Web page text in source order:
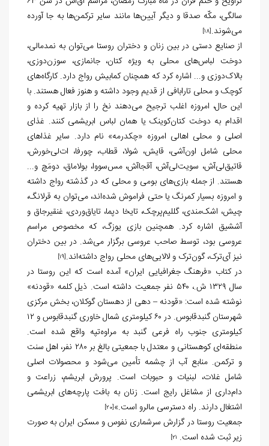
سالگی، مکّه صدقا و دیگر آیین‌ها مانند سایر ترکمن‌ها به جا آورده
می‌شوند.[18]
از صنایع دستی در بین زنان و دختران روستا می‌توان به نمدمالی،
دوخت لباس‌های محلی به ویژه کتان، جانمازی، سوزن‌دوزی،
بالاک‌دوزی و... اشاره کرد که همچنان کمابیش رواج دارد. کارگاه‌های
کوچک و محلی تارابافی از قدیم وجود داشته و هنوز فعال هستند. با
این حال، امروزه اغلب ترجیح می‌دهند نخ را از بازار تهیه کرده و
اقدام به دوخت کتان‌کوینک یا همان لباس ابریشمی کنند. غذای
اصلی و محلی اهالی امروزه «چکدرمه» نام دارد. سایر غذاهای
محلی شامل اون‌آشی، قایش، شولا، قطاب، چورفا، ات‌لی‌خورش،
قاتیق‌لی‌آش، سویت‌لی‌آش، آقجاآش، مس‌سووا، بولاماق، دومَچ و...
هستند. از جمله بازی‌های بومی و محلی که در گذشته رواج داشته
و امروزه بسیار کمرنگ یا حتی فراموش شده‌اند، می‌توان به قرلانگ،
چیش، اشک‌مندی، گللیم‌پرچک، تایخا دپما، تایاق‌وردی، غنقیرجاق و
آششیق اشاره کرد. همچنین بازی یوزگ، که مخصوص مراسم
عروسی بود، توسط صاحب عروسی برگزار می‌شد. در بین دختران
نیز آی‌ترک، گون‌ترک و لالایی‌های محلی رواج داشته‌اند.[19]
در کتاب «فرهنگ جغرافیایی ایران» آمده است که این روستا در
سال ۱۳۲۹ ش.، ۵۴۰ نفر جمعیت داشته است. ذیل کلمه «قودنه»
نوشته شده است: «قودنه – دهی از دهستان گوکلان، بخش مرکزی
شهرستان گنبدقابوس. در ۶۰ کیلومتری شمال خاوری گنبدقابوس و ۱۲
کیلومتری جنوب راه فرعی گنبد به مراوه‌تپه واقع شده است.
منطقه‌ای کوهستانی و معتدل با جمعیتی بالغ بر ۲۸۰ نفر، اهل سنت
و ترکمن. منابع آب از چشمه تأمین می‌شود و محصولات اصلی
شامل غلات، لبنیات و حبوبات است. پرورش ابریشم، زراعت و
دام‌داری از مشاغل رایج است. زنان به بافت پارچه‌های ابریشمی
اشتغال دارند. راه دسترسی مالرو است.»[20]
جمعیت روستا در گزارش سرشماری نفوس و مسکن ایران به صورت
زیر ثبت شده است. 21]